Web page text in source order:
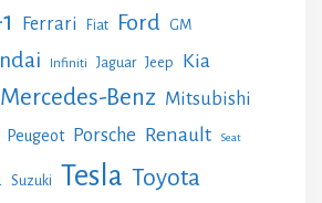
Ferrari Fiat Ford GM
Infiniti Jaguar Jeep Kia
Mercedes-Benz Mitsubishi
Peugeot Porsche Renault Seat
Suzuki Tesla Toyota